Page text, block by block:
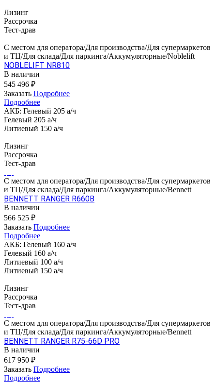
Лизинг
Рассрочка
Тест-драв
С местом для оператора/Для производства/Для супермаркетов
и ТЦ/Для склада/Для паркинга/Аккумуляторные/Noblelift
NOBLELIFT NR810
В наличии
545 496 ₽
Заказать Подробнее
Подробнее
АКБ: Гелевый 205 а/ч
Гелевый 205 а/ч
Литиевый 150 а/ч
Лизинг
Рассрочка
Тест-драв
С местом для оператора/Для производства/Для супермаркетов
и ТЦ/Для склада/Для паркинга/Аккумуляторные/Bennett
BENNETT RANGER R660B
В наличии
566 525 ₽
Заказать Подробнее
Подробнее
АКБ: Гелевый 160 а/ч
Гелевый 160 а/ч
Литиевый 100 а/ч
Литиевый 150 а/ч
Лизинг
Рассрочка
Тест-драв
С местом для оператора/Для производства/Для супермаркетов
и ТЦ/Для склада/Для паркинга/Аккумуляторные/Bennett
BENNETT RANGER R75-66D PRO
В наличии
617 950 ₽
Заказать Подробнее
Подробнее